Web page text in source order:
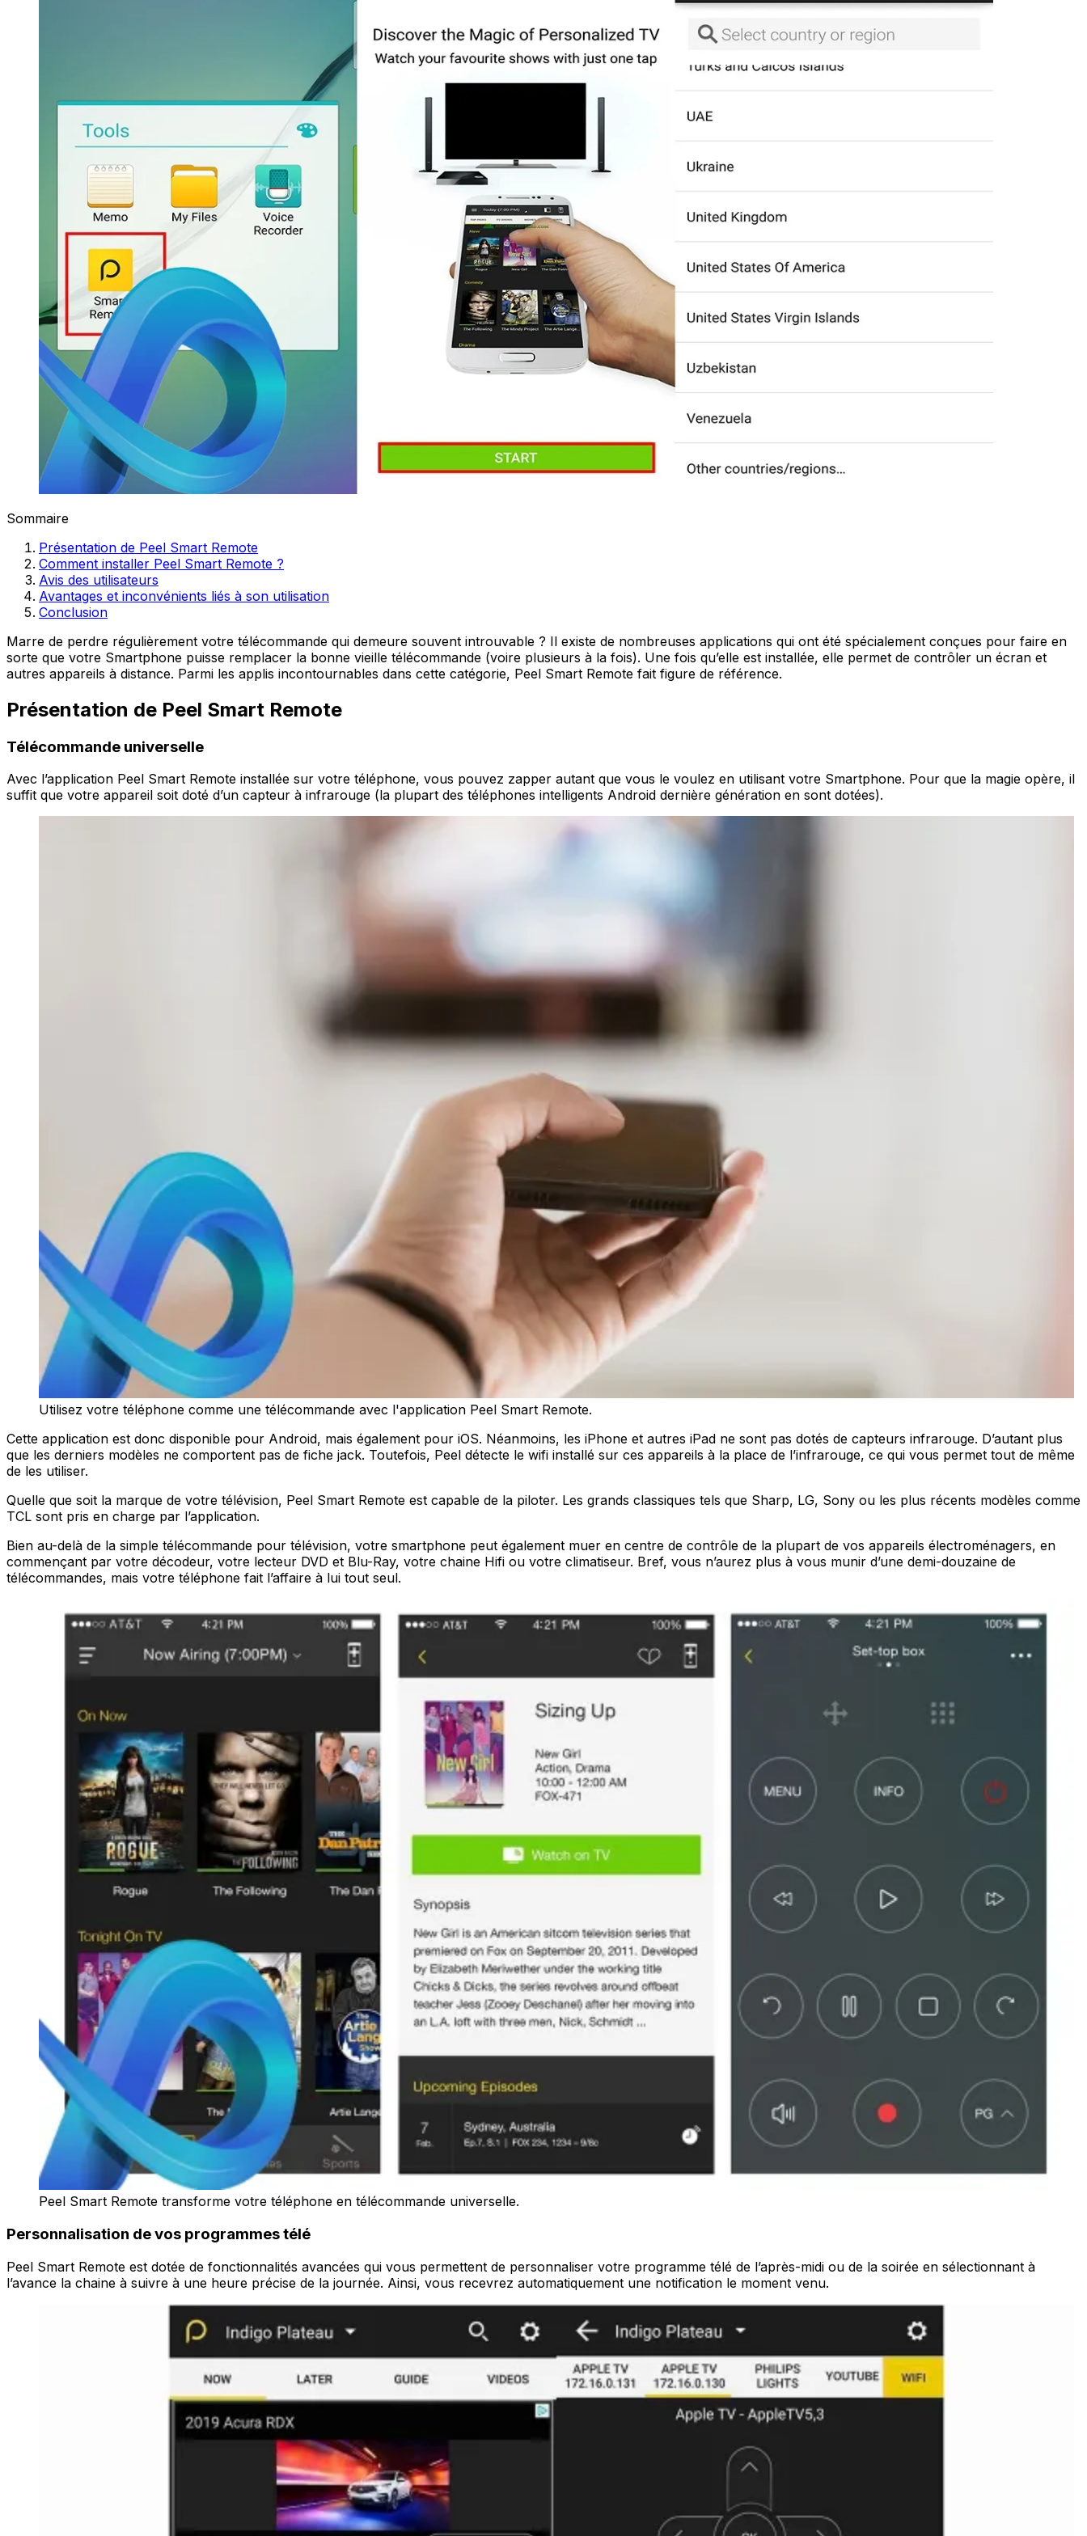
Sommaire
Présentation de Peel Smart Remote
Comment installer Peel Smart Remote ?
Avis des utilisateurs
Avantages et inconvénients liés à son utilisation
Conclusion
Marre de perdre régulièrement votre télécommande qui demeure souvent introuvable ? Il existe de nombreuses applications qui ont été spécialement conçues pour faire en
sorte que votre Smartphone puisse remplacer la bonne vieille télécommande (voire plusieurs à la fois). Une fois qu’elle est installée, elle permet de contrôler un écran et
autres appareils à distance. Parmi les applis incontournables dans cette catégorie, Peel Smart Remote fait figure de référence.
Présentation de Peel Smart Remote
Télécommande universelle
Avec l’application Peel Smart Remote installée sur votre téléphone, vous pouvez zapper autant que vous le voulez en utilisant votre Smartphone. Pour que la magie opère, il
suffit que votre appareil soit doté d’un capteur à infrarouge (la plupart des téléphones intelligents Android dernière génération en sont dotées).
Utilisez votre téléphone comme une télécommande avec l'application Peel Smart Remote.
Cette application est donc disponible pour Android, mais également pour iOS. Néanmoins, les iPhone et autres iPad ne sont pas dotés de capteurs infrarouge. D’autant plus
que les derniers modèles ne comportent pas de fiche jack. Toutefois, Peel détecte le wifi installé sur ces appareils à la place de l’infrarouge, ce qui vous permet tout de même
de les utiliser.
Quelle que soit la marque de votre télévision, Peel Smart Remote est capable de la piloter. Les grands classiques tels que Sharp, LG, Sony ou les plus récents modèles comme
TCL sont pris en charge par l’application.
Bien au-delà de la simple télécommande pour télévision, votre smartphone peut également muer en centre de contrôle de la plupart de vos appareils électroménagers, en
commençant par votre décodeur, votre lecteur DVD et Blu-Ray, votre chaine Hifi ou votre climatiseur. Bref, vous n’aurez plus à vous munir d’une demi-douzaine de
télécommandes, mais votre téléphone fait l’affaire à lui tout seul.
Peel Smart Remote transforme votre téléphone en télécommande universelle.
Personnalisation de vos programmes télé
Peel Smart Remote est dotée de fonctionnalités avancées qui vous permettent de personnaliser votre programme télé de l’après-midi ou de la soirée en sélectionnant à
l’avance la chaine à suivre à une heure précise de la journée. Ainsi, vous recevrez automatiquement une notification le moment venu.